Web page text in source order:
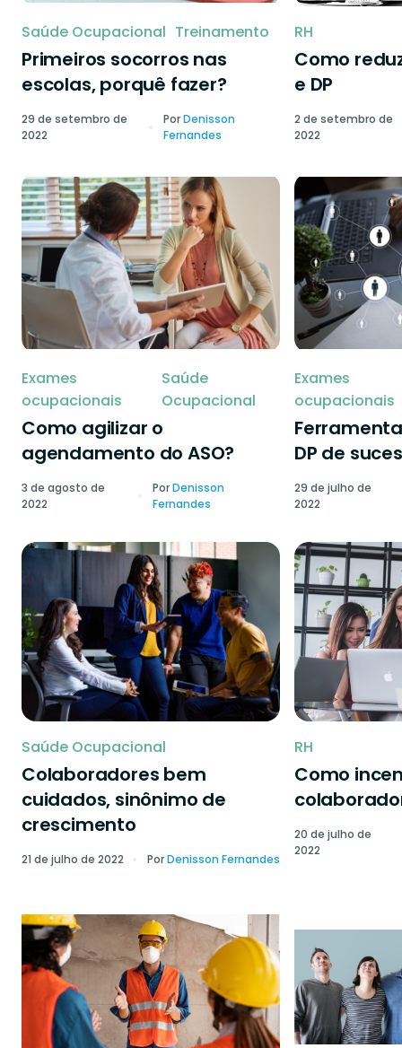
Saúde Ocupacional Treinamento
Primeiros socorros nas
escolas, porquê fazer?
29 de setembro de
2022
PorDenisson
Fernandes
RH
Como
e DP
2 de setembro de
2022
Exames
ocupacionais
Saúde
Ocupacional
Como agilizar o
agendamento do ASO?
3 de agosto de
2022
PorDenisson
Fernandes
Exames
ocupacionais
DP de
29 de julho de
2022
Saúde Ocupacional
Colaboradores bem
cuidados, sinônimo de
crescimento
21 de julho de 2022 PorDenisson Fernandes
RH
Como
20 de julho de
2022